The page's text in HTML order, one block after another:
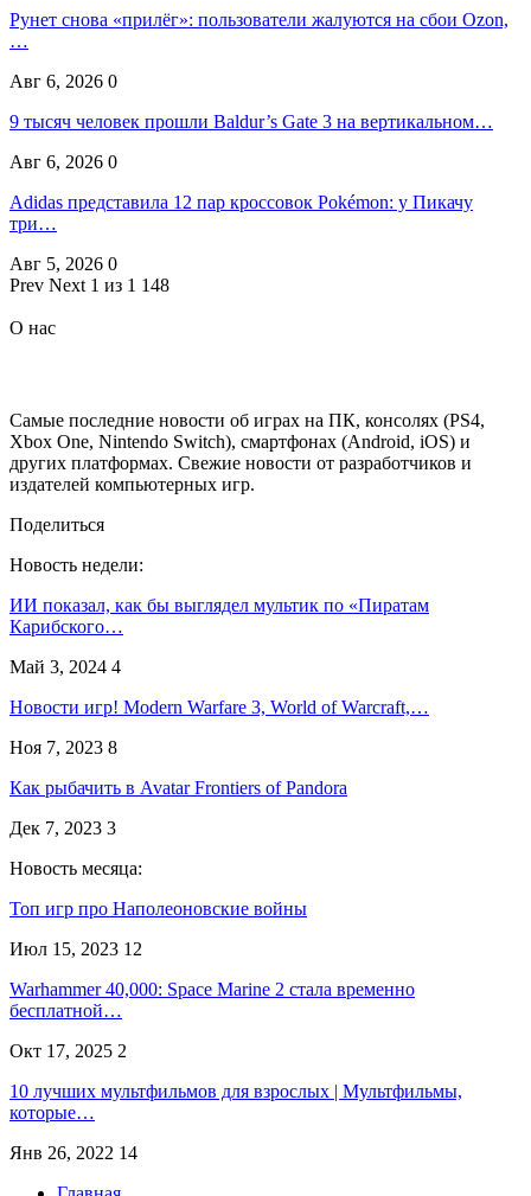
Рунет снова «прилёг»: пользователи жалуются на сбои Ozon,
…
Авг 6, 2026 0
9 тысяч человек прошли Baldur’s Gate 3 на вертикальном…
Авг 6, 2026 0
Adidas представила 12 пар кроссовок Pokémon: у Пикачу
три…
Авг 5, 2026 0
Prev Next 1 из 1 148
О нас
Самые последние новости об играх на ПК, консолях (PS4,
Xbox One, Nintendo Switch), смартфонах (Android, iOS) и
других платформах. Свежие новости от разработчиков и
издателей компьютерных игр.
Поделиться
Новость недели:
ИИ показал, как бы выглядел мультик по «Пиратам
Карибского…
Май 3, 2024 4
Новости игр! Modern Warfare 3, World of Warcraft,…
Ноя 7, 2023 8
Как рыбачить в Avatar Frontiers of Pandora
Дек 7, 2023 3
Новость месяца:
Топ игр про Наполеоновские войны
Июл 15, 2023 12
Warhammer 40,000: Space Marine 2 стала временно
бесплатной…
Окт 17, 2025 2
10 лучших мультфильмов для взрослых | Мультфильмы,
которые…
Янв 26, 2022 14